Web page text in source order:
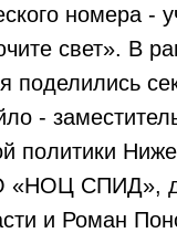
номера -
свет». В
поделились
-
политики
СПИД»,
и Роман